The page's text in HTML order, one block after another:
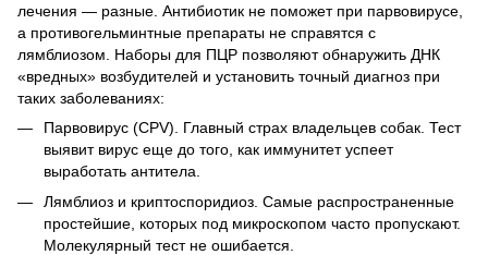
лечения — разные. Антибиотик не поможет при парвовирусе,
а противогельминтные препараты не справятся с
лямблиозом. Наборы для ПЦР позволяют обнаружить ДНК
«вредных» возбудителей и установить точный диагноз при
таких заболеваниях:
Парвовирус (CPV). Главный страх владельцев собак. Тест
выявит вирус еще до того, как иммунитет успеет
выработать антитела.
Лямблиоз и криптоспоридиоз. Самые распространенные
простейшие, которых под микроскопом часто пропускают.
Молекулярный тест не ошибается.